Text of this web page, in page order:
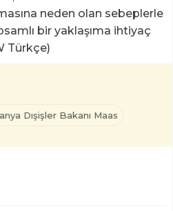
neden olan sebeplerle
bir yaklaşıma ihtiyaç
Türkçe)
Dışişler Bakanı Maas